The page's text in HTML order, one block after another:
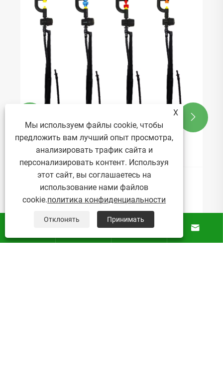
Какую роль играют
микроразбрызгиватели в устойчивом
тепличном сельском хозяйстве?
Посмотреть больше >>

 
X
Мы используем файлы cookie, чтобы
предложить вам лучший опыт просмотра,
анализировать трафик сайта и
персонализировать контент. Используя
этот сайт, вы соглашаетесь на
использование нами файлов
cookie.политика конфиденциальности
Отклонять Принимать